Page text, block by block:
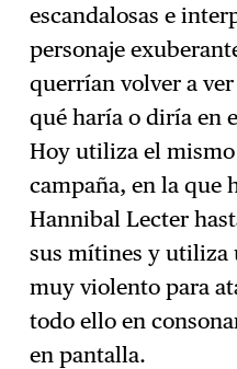
escandalosas e
personaje
querrían volver a
qué haría o diría en
Hoy utiliza el
campaña, en la que
Hannibal Lecter
sus mítines y utiliza
muy violento para
todo ello en
en pantalla.